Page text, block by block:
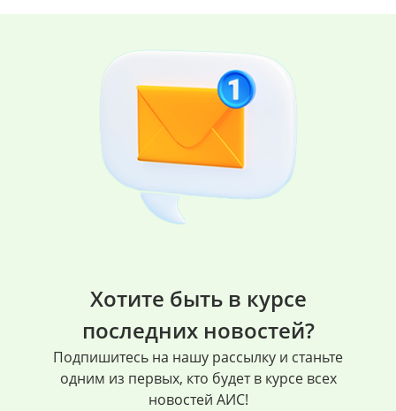
Хотите быть в курсе
последних новостей?
Подпишитесь на нашу рассылку и станьте
одним из первых, кто будет в курсе всех
новостей АИС!